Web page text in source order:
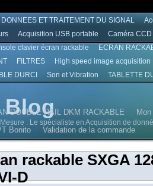
ET TRAITEMENT DU SIGNAL
Acquisition USB portable
Caméra CCD
clavier écran rackable
ECRAN
FILTRES
High speed image acquisition
DURCI Son et Vibration TABLETTE
Blog
. Le spécialiste en Acquisition de
DOUBLE RAIL DKM RACKABLE
Bonito
Validation de la commande
rackable SXGA
D